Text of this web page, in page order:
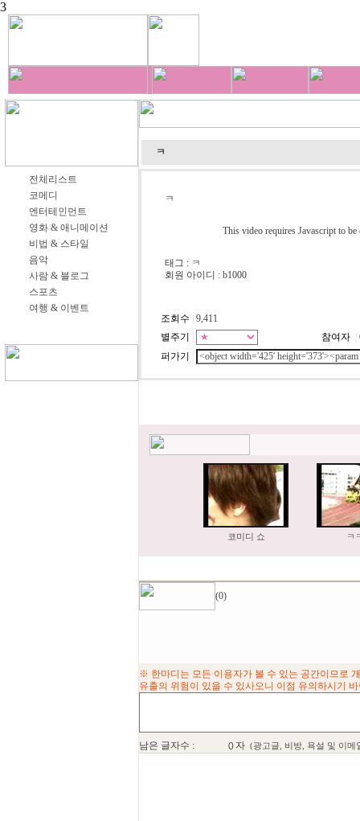
3
전체리스트
코메디
엔터테인먼트
영화 & 애니메이션
비법 & 스타일
음악
사람 & 블로그
스포츠
여행 & 이벤트
ㅋ
ㅋ
This video requires Javascript to
태그 : ㅋ
회원 아이디 : b1000
조회수
9,411
별주기
참여자
퍼가기
코미디 쇼 ㅋ
(0)
※ 한마디는 모든 이용자가 볼 수 있는 공간이므로
유출의 위험이 있을 수 있사오니 이점 유의하시기
남은 글자수 : 자(광고글, 비방, 욕설 및 이메